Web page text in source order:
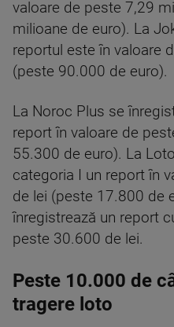
valoare de peste 7,29
milioane de euro). La
reportul este în valoare
(peste 90.000 de euro).
La Noroc Plus se
report în valoare de
55.300 de euro). La
categoria I un report în
de lei (peste 17.800 de
înregistrează un report
peste 30.600 de lei.
Peste 10.000 de
tragere loto